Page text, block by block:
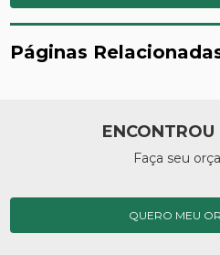
Páginas
Faça seu
QUERO MEU